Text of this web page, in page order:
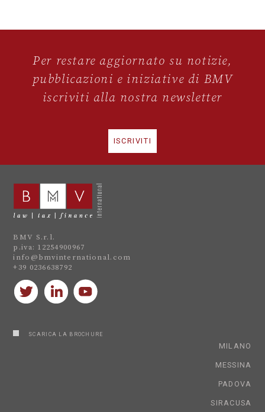
Per restare aggiornato su notizie,
pubblicazioni e iniziative di BMV
iscriviti alla nostra newsletter
ISCRIVITI
BMV S.r.l.
p.iva: 12254900967
info@bmvinternational.com
+39 0236638792
SCARICA LA BROCHURE
MILANO
MESSINA
PADOVA
SIRACUSA